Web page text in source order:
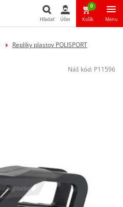
Hľadať
Hľadať Účet
0
Košík Menu
Repliky plastov POLISPORT
Náš kód: P11596